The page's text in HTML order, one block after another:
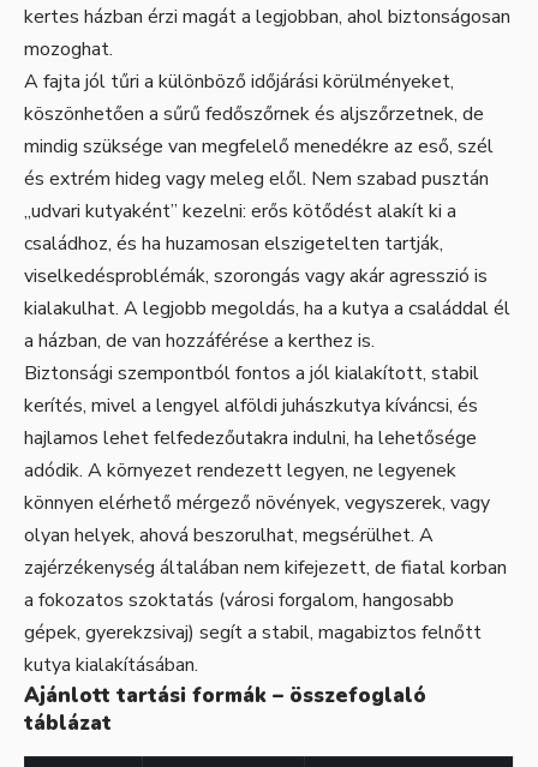
kertes házban érzi magát a legjobban, ahol biztonságosan
mozoghat.
A fajta jól tűri a különböző időjárási körülményeket,
köszönhetően a sűrű fedőszőrnek és aljszőrzetnek, de
mindig szüksége van megfelelő menedékre az eső, szél
és extrém hideg vagy meleg elől. Nem szabad pusztán
„udvari kutyaként” kezelni: erős kötődést alakít ki a
családhoz, és ha huzamosan elszigetelten tartják,
viselkedésproblémák, szorongás vagy akár agresszió is
kialakulhat. A legjobb megoldás, ha a kutya a családdal él
a házban, de van hozzáférése a kerthez is.
Biztonsági szempontból fontos a jól kialakított, stabil
kerítés, mivel a lengyel alföldi juhászkutya kíváncsi, és
hajlamos lehet felfedezőutakra indulni, ha lehetősége
adódik. A környezet rendezett legyen, ne legyenek
könnyen elérhető mérgező növények, vegyszerek, vagy
olyan helyek, ahová beszorulhat, megsérülhet. A
zajérzékenység általában nem kifejezett, de fiatal korban
a fokozatos szoktatás (városi forgalom, hangosabb
gépek, gyerekzsivaj) segít a stabil, magabiztos felnőtt
kutya kialakításában.
Ajánlott tartási formák – összefoglaló
táblázat